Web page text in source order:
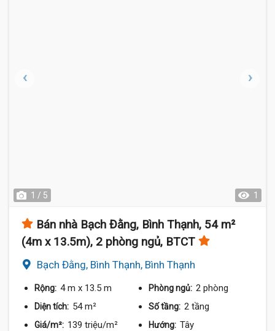
1 / 5 1
Bán nhà Bạch Đằng, Bình Thạnh, 54 m²
(4m x 13.5m), 2 phòng ngủ, BTCT
Bạch Đằng, Bình Thạnh, Bình Thạnh
Rộng: 4 m x 13.5 m Phòng ngủ: 2 phòng
Diện tích: 54 m² Số tầng: 2 tầng
Giá/m²: 139 triệu/m² Hướng: Tây